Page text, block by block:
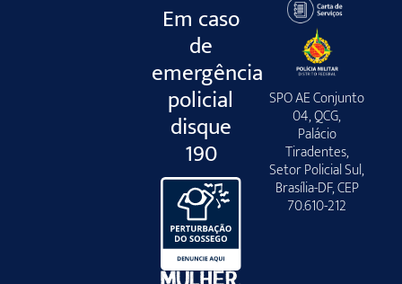
Em caso
de
emergência
policial
disque
190
SPO AE Conjunto
04, QCG,
Palácio
Tiradentes,
Setor Policial Sul,
Brasília-DF, CEP
70.610-212